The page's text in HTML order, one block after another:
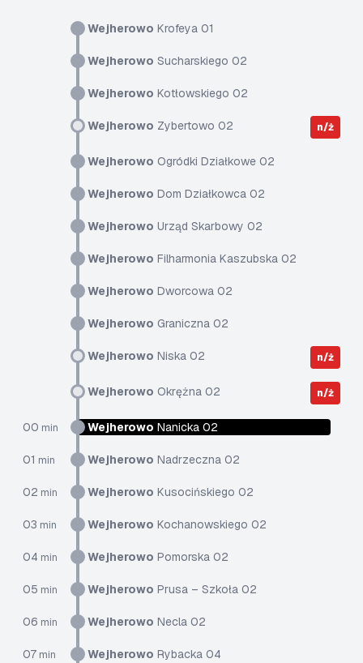
Wejherowo Krofeya 01
Wejherowo Sucharskiego 02
Wejherowo Kotłowskiego 02
Wejherowo Zybertowo 02 n/ż
Wejherowo Ogródki Działkowe 02
Wejherowo Dom Działkowca 02
Wejherowo Urząd Skarbowy 02
Wejherowo Filharmonia Kaszubska 02
Wejherowo Dworcowa 02
Wejherowo Graniczna 02
Wejherowo Niska 02 n/ż
Wejherowo Okrężna 02 n/ż
00 min Wejherowo Nanicka 02
01 min Wejherowo Nadrzeczna 02
02 min Wejherowo Kusocińskiego 02
03 min Wejherowo Kochanowskiego 02
04 min Wejherowo Pomorska 02
05 min Wejherowo Prusa – Szkoła 02
06 min Wejherowo Necla 02
07 min Wejherowo Rybacka 04